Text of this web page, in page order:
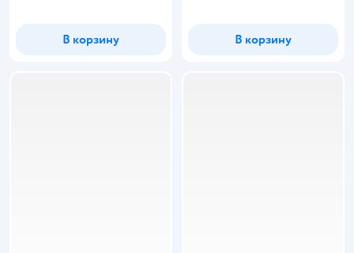
В корзину В корзину